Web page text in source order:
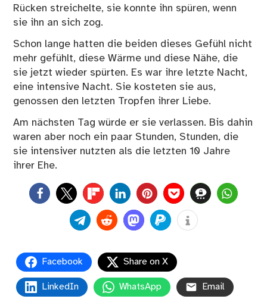
Rücken streichelte, sie konnte ihn spüren, wenn
sie ihn an sich zog.
Schon lange hatten die beiden dieses Gefühl nicht
mehr gefühlt, diese Wärme und diese Nähe, die
sie jetzt wieder spürten. Es war ihre letzte Nacht,
eine intensive Nacht. Sie kosteten sie aus,
genossen den letzten Tropfen ihrer Liebe.
Am nächsten Tag würde er sie verlassen. Bis dahin
waren aber noch ein paar Stunden, Stunden, die
sie intensiver nutzten als die letzten 10 Jahre
ihrer Ehe.
0
Facebook Share on X
LinkedIn WhatsApp Email